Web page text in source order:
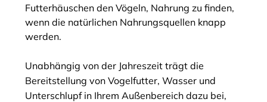
Futterhäuschen den Vögeln, Nahrung zu finden,
wenn die natürlichen Nahrungsquellen knapp
werden.
Unabhängig von der Jahreszeit trägt die
Bereitstellung von Vogelfutter, Wasser und
Unterschlupf in Ihrem Außenbereich dazu bei,